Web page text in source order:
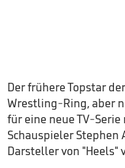
Der frühere Topstar
Wrestling-Ring, aber
für eine neue TV-
Schauspieler
Darsteller von "Heels"